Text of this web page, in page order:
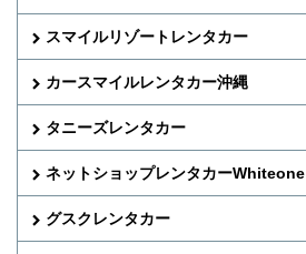
スマイルリゾートレンタカー
カースマイルレンタカー沖縄
タニーズレンタカー
ネットショップレンタカーWhiteone
グスクレンタカー